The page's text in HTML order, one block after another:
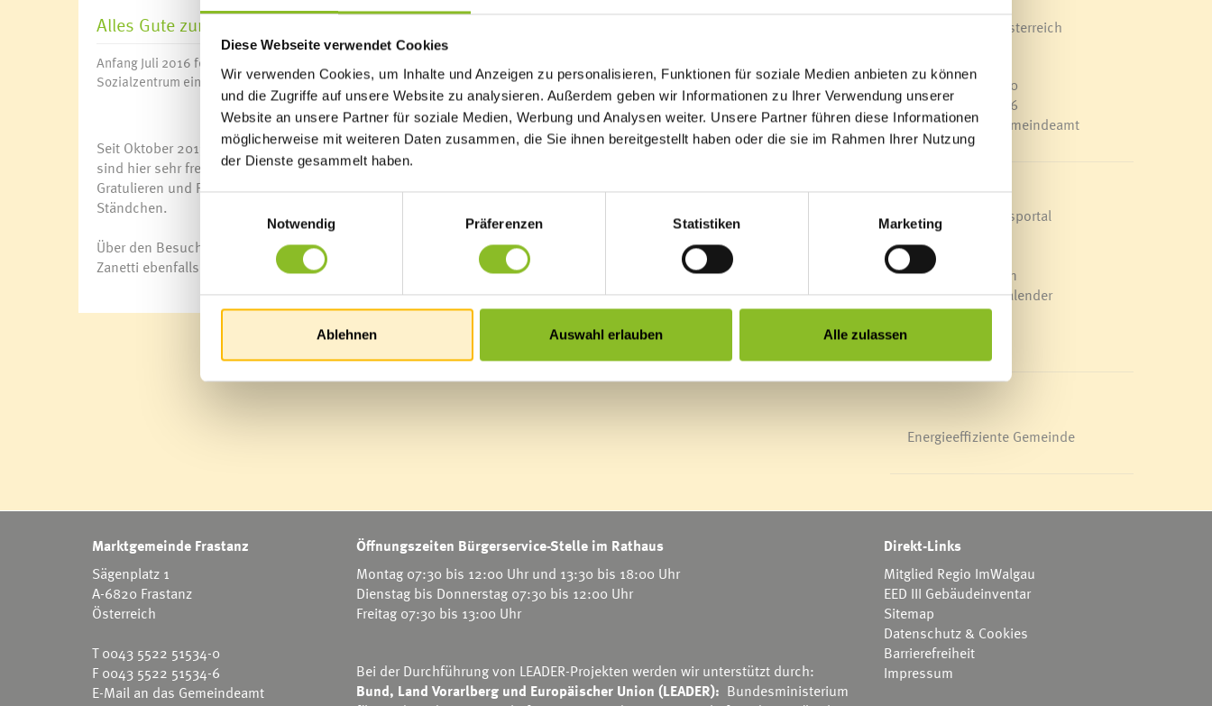
Diese Webseite verwendet Cookies
Wir verwenden Cookies, um Inhalte und Anzeigen zu personalisieren, Funktionen für soziale Medien anbieten zu können
und die Zugriffe auf unsere Website zu analysieren. Außerdem geben wir Informationen zu Ihrer Verwendung unserer
Website an unsere Partner für soziale Medien, Werbung und Analysen weiter. Unsere Partner führen diese Informationen
möglicherweise mit weiteren Daten zusammen, die Sie ihnen bereitgestellt haben oder die sie im Rahmen Ihrer Nutzung
der Dienste gesammelt haben.
Notwendig
Präferenzen Statistiken Marketing
Ablehnen Auswahl erlauben Alle zulassen
Alles Gute zum 100. Geburtstag
Anfang Juli 2016 feierte Karl Zanetti seinen Jubiläumstag. Nach einem ausgedehnten Frühstück sang das ganze Pflegeteam vom
Sozialzentrum ein „Geburtstagständchen“ für den Jubilar.
Seit Oktober 2013 wohnt Karl Zanetti im Sozialzentrum und fühlt sich hier, wie er sagt, sehr wohl und zu Hause. „Alle
sind hier sehr freundlich und hilfsbereit.“ Nach einem leckeren Mittagessen kamen Familie, Freunde und Bekannte zum
Gratulieren und Feiern ins Haus. Am Abend spielte dann noch der Musikverein Frastanz im neu angelegten Garten ein
Ständchen.
Über den Besuch des Bürgermeisters und der Übermittlung der Glückwünsche seitens der Gemeinde freute sich Karl
Zanetti ebenfalls außerordentlich. Er erhielt als Geschenk einen großen Bildband über das Ländle überreicht.
A-6820 Frastanz, Österreich
T0043 5522 51534-0
F 0043 5522 51534-6
E-Mail an das Gemeindeamt
Schnellzugriff
Veröffentlichungsportal
Blackout
Ortsplan
Bürgermeldungen
Veranstaltungskalender
Mediathek
Energieeffiziente Gemeinde
Marktgemeinde Frastanz
Sägenplatz 1
A-6820 Frastanz
Österreich
T0043 5522 51534-0
F 0043 5522 51534-6
E-Mail an das Gemeindeamt
Öffnungszeiten Bürgerservice-Stelle im Rathaus
Montag 07:30 bis 12:00 Uhr und 13:30 bis 18:00 Uhr
Dienstag bis Donnerstag 07:30 bis 12:00 Uhr
Freitag 07:30 bis 13:00 Uhr
Bei der Durchführung von LEADER-Projekten werden wir unterstützt durch:
Bund, Land Vorarlberg und Europäischer Union (LEADER): Bundesministerium
Direkt-Links
Mitglied Regio ImWalgau
EED III Gebäudeinventar
Sitemap
Datenschutz & Cookies
Barrierefreiheit
Impressum